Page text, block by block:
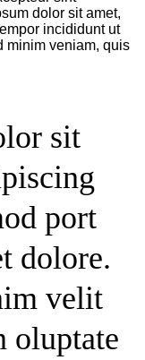
dolor sit amet,
incididunt ut
minim veniam, quis
sit
port
dolore.
velit
oluptate